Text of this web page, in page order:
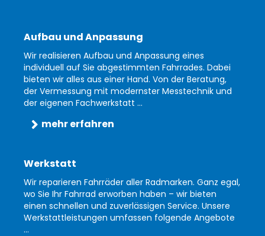
Aufbau und Anpassung
Wir realisieren Aufbau und Anpassung eines
individuell auf Sie abgestimmten Fahrrades. Dabei
bieten wir alles aus einer Hand. Von der Beratung,
der Vermessung mit modernster Messtechnik und
der eigenen Fachwerkstatt ...
mehr erfahren
Werkstatt
Wir reparieren Fahrräder aller Radmarken. Ganz egal,
wo Sie Ihr Fahrrad erworben haben – wir bieten
einen schnellen und zuverlässigen Service. Unsere
Werkstattleistungen umfassen folgende Angebote
...